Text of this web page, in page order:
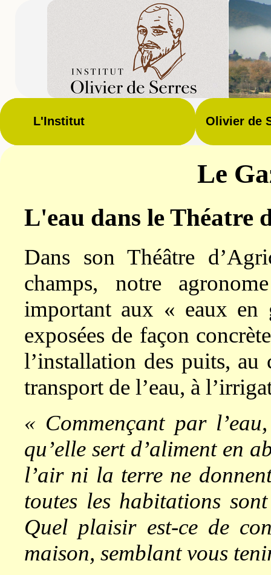
L'Institut Olivier de
Le
L'eau dans le Théatre
Dans son Théâtre
champs, notre
important aux « eaux
exposées de façon
l’installation des puits, au
transport de l’eau, à
« Commençant par
qu’elle sert d’aliment en
l’air ni la terre ne
toutes les habitations
Quel plaisir est-ce de
maison, semblant vous